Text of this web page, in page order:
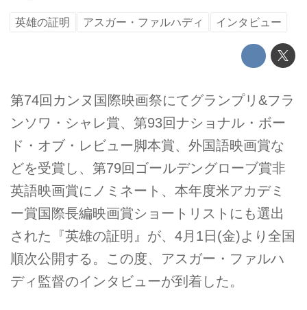
英雄の証明 アスガー・ファルハディ インタビュー
第74回カンヌ国際映画祭にてグランプリ&フラ
ンソワ・シャレ賞、第93回ナショナル・ボー
ド・オブ・レビュー脚本賞、外国語映画賞な
どを受賞し、第79回ゴールデングローブ賞非
英語映画賞にノミネート、本年度米アカデミ
ー賞国際長編映画賞ショートリストにも選出
された『英雄の証明』が、4月1日(金)より全国
順次公開する。この度、アスガー・ファルハ
ディ監督のインタビューが到着した。